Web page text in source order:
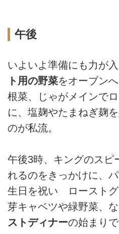
午後
いよいよ準備にも力が入
ト用の野菜をオーブン
根菜、じゃがメインで
に、塩麹やたまねぎ麹
のが私流。
午後3時、キングのスピ
れるのをきっかけに、
生日を祝い ローストグ
芽キャベツや緑野菜、
ストディナーの始まりで